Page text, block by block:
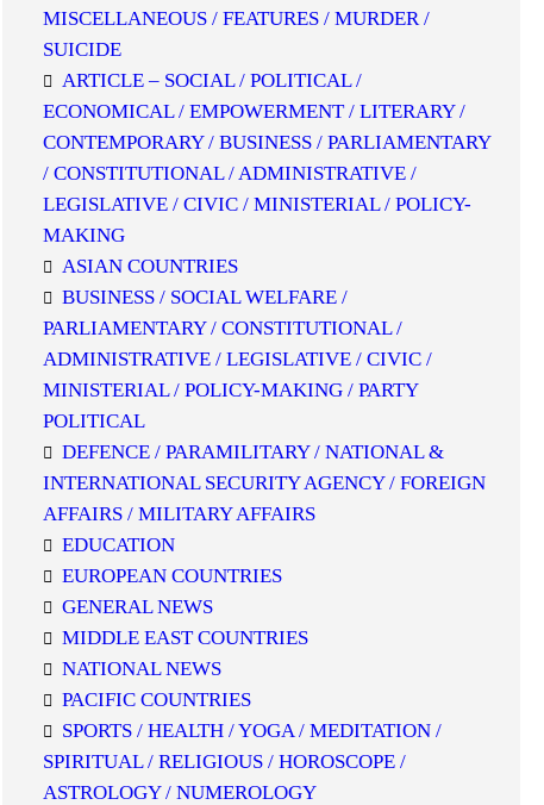
MISCELLANEOUS / FEATURES / MURDER /
SUICIDE
ARTICLE – SOCIAL / POLITICAL /
ECONOMICAL / EMPOWERMENT / LITERARY /
CONTEMPORARY / BUSINESS / PARLIAMENTARY
/ CONSTITUTIONAL / ADMINISTRATIVE /
LEGISLATIVE / CIVIC / MINISTERIAL / POLICY-
MAKING
ASIAN COUNTRIES
BUSINESS / SOCIAL WELFARE /
PARLIAMENTARY / CONSTITUTIONAL /
ADMINISTRATIVE / LEGISLATIVE / CIVIC /
MINISTERIAL / POLICY-MAKING / PARTY
POLITICAL
DEFENCE / PARAMILITARY / NATIONAL &
INTERNATIONAL SECURITY AGENCY / FOREIGN
AFFAIRS / MILITARY AFFAIRS
EDUCATION
EUROPEAN COUNTRIES
GENERAL NEWS
MIDDLE EAST COUNTRIES
NATIONAL NEWS
PACIFIC COUNTRIES
SPORTS / HEALTH / YOGA / MEDITATION /
SPIRITUAL / RELIGIOUS / HOROSCOPE /
ASTROLOGY / NUMEROLOGY